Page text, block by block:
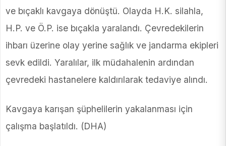
ve bıçaklı kavgaya dönüştü. Olayda H.K. silahla,
H.P. ve Ö.P. ise bıçakla yaralandı. Çevredekilerin
ihbarı üzerine olay yerine sağlık ve jandarma ekipleri
sevk edildi. Yaralılar, ilk müdahalenin ardından
çevredeki hastanelere kaldırılarak tedaviye alındı.
Kavgaya karışan şüphelilerin yakalanması için
çalışma başlatıldı. (DHA)